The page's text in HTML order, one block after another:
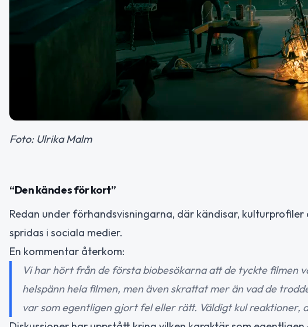
Foto: Ulrika Malm
“Den kändes för kort”
Redan under förhandsvisningarna, där kändisar,
spridas i sociala medier.
En kommentar återkom:
Vi har hört från de första biobesökarna att de tyckte
helspänn hela filmen, men även skrattat mer än vad de
var som egentligen gjort fel eller rätt. Väldigt kul reaktioner,